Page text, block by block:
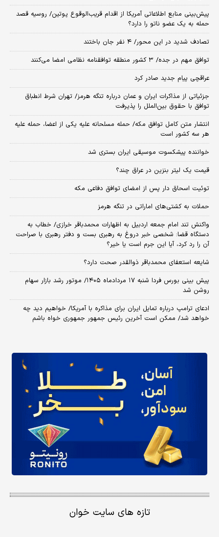
پیش‌بینی منابع اطلاعاتی آمریکا از اقدام قریب‌الوقوع پوتین/ روسیه قصد
حمله به یک عضو ناتو را دارد؟
تصادف شدید در این محور/ ۴ نفر جان باختند
توافق مهم در جده/ ۳ کشور منطقه توافقنامه نظامی امضا می‌کنند
عراقچی پیام جدید صادر کرد
جزئیاتی از مذاکرات ایران و عمان درباره تنگه هرمز/ تهران شرط انطباق
توافق با حقوق بین‌الملل را پذیرفت
انتشار متن کامل توافق مکه/ حمله مسلحانه علیه یکی از اعضا، حمله علیه
هر سه کشور است
خواننده پیشکسوت موسیقی ایران بستری شد
قیمت یک لیتر بنزین در عراق چند؟
توئیت اسحاق دار پس از امضای توافق دفاعی مکه
حملات به کشتی‌های اماراتی در تنگه هرمز
واکنش تند امام جمعه اردبیل به اظهارات محمدباقر خرازی/ خطاب به
دستگاه قضا: شخصی خبر دروغ به رهبری بست و دفتر رهبری با صراحت
آن را رد کرد، آیا این جرم است یا خیر؟
شایعه استعفای محمدباقر ذوالقدر صحت دارد؟
پیش بینی بورس فردا شنبه ۱۷ مردادماه ۱۴۰۵/ موتور رشد بازار سهام
روشن شد
ادعای ترامپ درباره تمایل ایران برای مذاکره با آمریکا/ خواهیم دید چه
خواهد شد/ ممکن است آخرین رئیس‌ جمهور جمهوری خواه باشم
تازه های سایت خوان